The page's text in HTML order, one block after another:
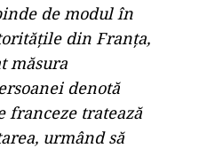
de modul în
din Franța,
măsura
denotă
tratează
urmând să